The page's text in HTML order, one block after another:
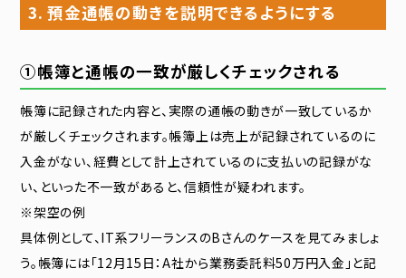
3. 預金通帳の動きを説明できるようにする
①帳簿と通帳の一致が厳しくチェックされる
帳簿に記録された内容と、実際の通帳の動きが一致しているか
が厳しくチェックされます。帳簿上は売上が記録されているのに
入金がない、経費として計上されているのに支払いの記録がな
い、といった不一致があると、信頼性が疑われます。
※架空の例
具体例として、IT系フリーランスのBさんのケースを見てみましょ
う。帳簿には「12月15日：A社から業務委託料50万円入金」と記